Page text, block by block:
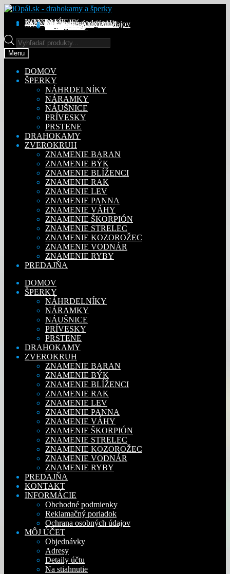
Preskočiť
navigáciu
Preskočiť
obsah
KONTAKT
INFORMÁCIE
Obchodné podmienky
Reklamačný poriadok
Ochrana osobných údajov
MÔJ ÚČETObjednávky
Adresy
Detaily účtu
Na stiahnutie
Products
search
Menu
DOMOV
ŠPERKY
NÁHRDELNÍKY
NÁRAMKY
NÁUŠNICE
PRÍVESKY
PRSTENE
DRAHOKAMY
ZVEROKRUH
ZNAMENIE BARAN
ZNAMENIE BÝK
ZNAMENIE BLÍŽENCI
ZNAMENIE RAK
ZNAMENIE LEV
ZNAMENIE PANNA
ZNAMENIE VÁHY
ZNAMENIE ŠKORPIÓN
ZNAMENIE STRELEC
ZNAMENIE KOZOROŽEC
ZNAMENIE VODNÁR
ZNAMENIE RYBY
PREDAJŇA
DOMOV
ŠPERKY
NÁHRDELNÍKY
NÁRAMKY
NÁUŠNICE
PRÍVESKY
PRSTENE
DRAHOKAMY
ZVEROKRUH
ZNAMENIE BARAN
ZNAMENIE BÝK
ZNAMENIE BLÍŽENCI
ZNAMENIE RAK
ZNAMENIE LEV
ZNAMENIE PANNA
ZNAMENIE VÁHY
ZNAMENIE ŠKORPIÓN
ZNAMENIE STRELEC
ZNAMENIE KOZOROŽEC
ZNAMENIE VODNÁR
ZNAMENIE RYBY
PREDAJŇA
KONTAKT
INFORMÁCIE
Obchodné podmienky
Reklamačný poriadok
Ochrana osobných údajov
MÔJ ÚČET
Objednávky
Adresy
Detaily účtu
Na stiahnutie